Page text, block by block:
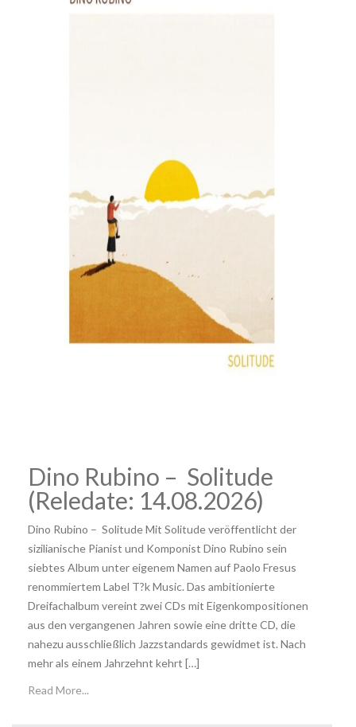
Dino Rubino – Solitude
(Reledate: 14.08.2026)
Dino Rubino – Solitude Mit Solitude veröffentlicht der
sizilianische Pianist und Komponist Dino Rubino sein
siebtes Album unter eigenem Namen auf Paolo Fresus
renommiertem Label T?k Music. Das ambitionierte
Dreifachalbum vereint zwei CDs mit Eigenkompositionen
aus den vergangenen Jahren sowie eine dritte CD, die
nahezu ausschließlich Jazzstandards gewidmet ist. Nach
mehr als einem Jahrzehnt kehrt […]
Read More...